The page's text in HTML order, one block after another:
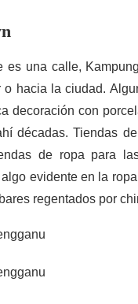
es una calle,
o hacia la ciudad.
decoración con
décadas. Tiendas
de ropa para
evidente en la
regentados por